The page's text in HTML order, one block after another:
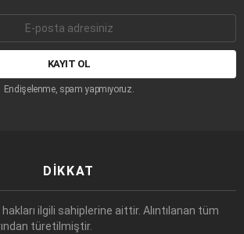
Endişelenme, spam yapmıyoruz.
DIKKAT
ilgili sahiplerine aittir. Alıntılanan tüm
türetilmiştir.